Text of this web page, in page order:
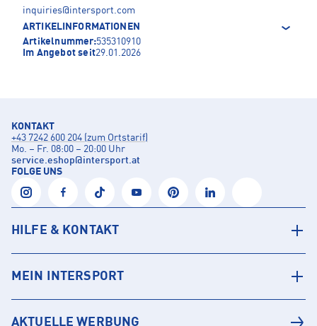
inquiries@intersport.com
ARTIKELINFORMATIONEN
Artikelnummer:535310910
Im Angebot seit29.01.2026
KONTAKT
+43 7242 600 204 (zum Ortstarif)
Mo. – Fr. 08:00 – 20:00 Uhr
service.eshop@intersport.at
FOLGE UNS
HILFE & KONTAKT
MEIN INTERSPORT
AKTUELLE WERBUNG